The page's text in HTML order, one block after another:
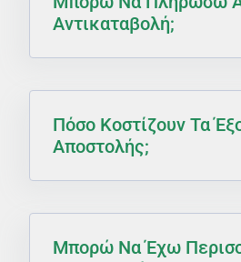
Αντικαταβολή;
Πόσο Κοστίζουν Τα
Αποστολής;
Μπορώ Να Έχω